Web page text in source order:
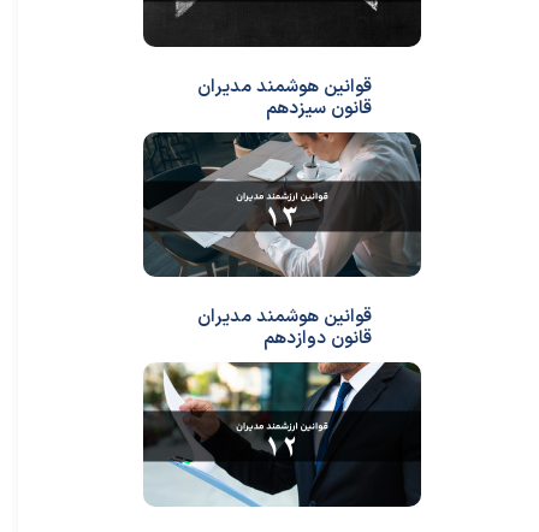
قوانین هوشمند مدیران
قانون سیزدهم
قوانین هوشمند مدیران
قانون دوازدهم